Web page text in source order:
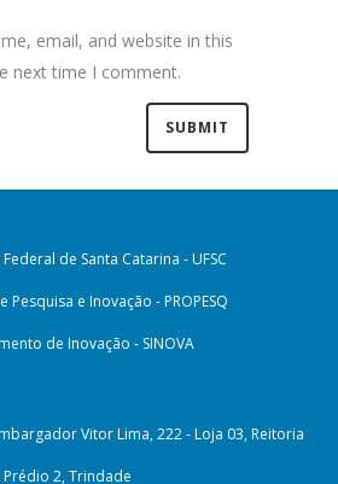
email, and website in this
next time I comment.
de Santa Catarina - UFSC
e Inovação - PROPESQ
de Inovação - SINOVA
Vitor Lima, 222 - Loja 03, Reitoria
Prédio 2, Trindade